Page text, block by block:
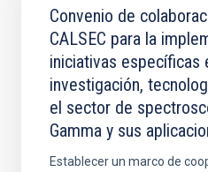
Convenio de
CALSEC para la
iniciativas específicas
investigación,
el sector de
Gamma y sus
Establecer un marco de